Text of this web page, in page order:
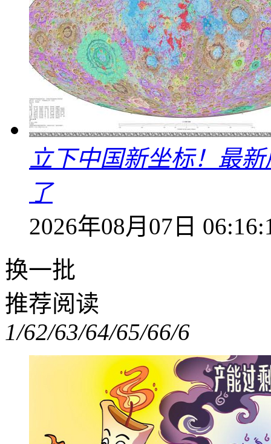
立下中国新坐标！最
了
2026年08月07日
换一批
推荐阅读
1/62/63/64/65/66/6